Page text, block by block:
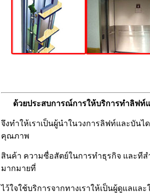
ด้วยประสบการณ์การให้บริการทำลิฟท์แ
จึงทำให้เราเป็นผู้นำในวงการลิฟท์และบัน
คุณภาพ
สินค้า ความซื่อสัตย์ในการทำธุรกิจ และที
มากมายที่
ไว้ใจใช้บริการจากทางเราให้เป็นผู้ดูแลแ